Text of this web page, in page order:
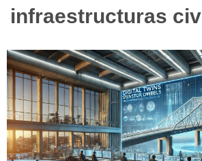
infraestructuras